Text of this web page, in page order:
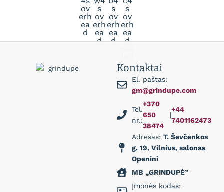
Kontaktai
El. paštas:
gm@grindupe.com
Tel.
nr.:
+370
650
38474
|
+44
7401162473
Adresas: T. Ševčenkos
g. 19, Vilnius, salonas
Openini
MB „GRINDUPĖ”
Įmonės kodas: